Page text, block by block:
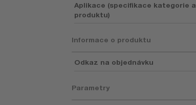
Aplikace (specifikace kategorie a
produktu)
Informace o produktu
Odkaz na objednávku
Parametry